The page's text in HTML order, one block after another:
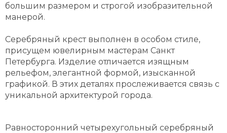
большим размером и строгой изобразительной
манерой.
Серебряный крест выполнен в особом стиле,
присущем ювелирным мастерам Санкт
Петербурга. Изделие отличается изящным
рельефом, элегантной формой, изысканной
графикой. В этих деталях прослеживается связь с
уникальной архитектурой города.
Равносторонний четырехугольный серебряный